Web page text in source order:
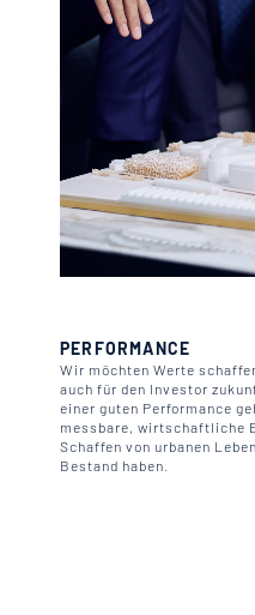
PERFORMANCE
Wir möchten Werte
auch für den Investor
einer guten Performance
messbare, wirtschaftliche
Schaffen von urbanen
Bestand haben.